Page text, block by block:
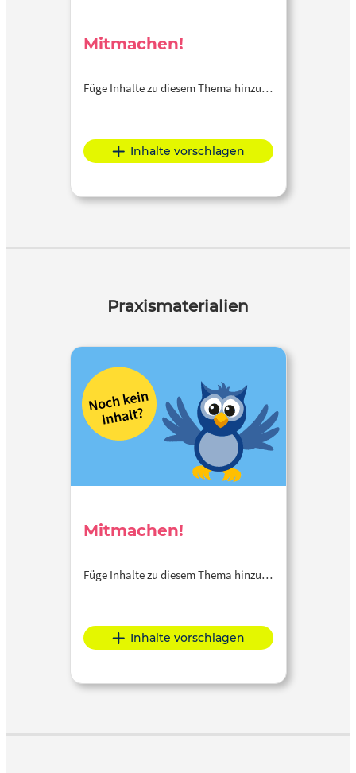
Mitmachen!
Füge Inhalte zu diesem Thema hinzu…
Inhalte vorschlagen
Praxismaterialien
Mitmachen!
Füge Inhalte zu diesem Thema hinzu…
Inhalte vorschlagen